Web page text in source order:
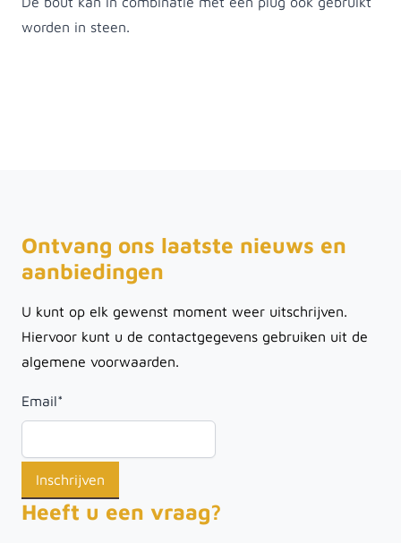
worden in steen.
Ontvang ons laatste nieuws en
aanbiedingen
U kunt op elk gewenst moment weer uitschrijven.
Hiervoor kunt u de contactgegevens gebruiken uit de
algemene voorwaarden.
Email*
Heeft u een vraag?